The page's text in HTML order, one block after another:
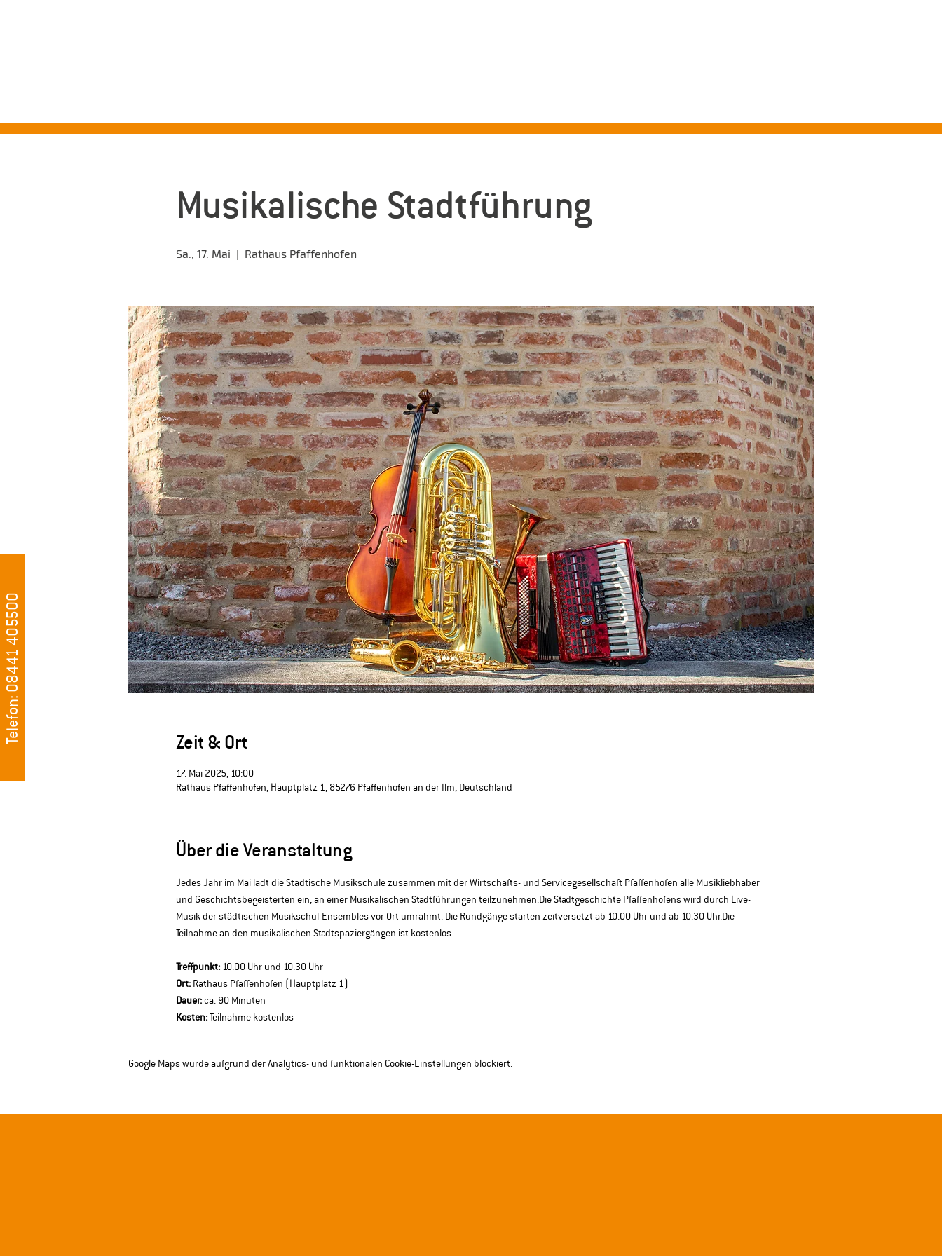
Telefon: 08441 405500
Musikalische Stadtführung
Sa., 17. Mai
  |
Rathaus Pfaffenhofen
Zeit & Ort
17. Mai 2025, 10:00
Rathaus Pfaffenhofen, Hauptplatz 1, 85276 Pfaffenhofen an der Ilm, Deutschland
Über die Veranstaltung
Jedes Jahr im Mai lädt die Städtische Musikschule zusammen mit der Wirtschafts- und Servicegesellschaft Pfaffenhofen alle Musikliebhaber
und Geschichtsbegeisterten ein, an einer Musikalischen Stadtführungen teilzunehmen.Die Stadtgeschichte Pfaffenhofens wird durch Live-
Musik der städtischen Musikschul-Ensembles vor Ort umrahmt. Die Rundgänge starten zeitversetzt ab 10.00 Uhr und ab 10.30 Uhr.Die
Teilnahme an den musikalischen Stadtspaziergängen ist kostenlos.
Treffpunkt: 10.00 Uhr und 10.30 Uhr
Ort: Rathaus Pfaffenhofen (Hauptplatz 1)
Dauer: ca. 90 Minuten
Kosten: Teilnahme kostenlos
Google Maps wurde aufgrund der Analytics- und funktionalen Cookie-Einstellungen blockiert.